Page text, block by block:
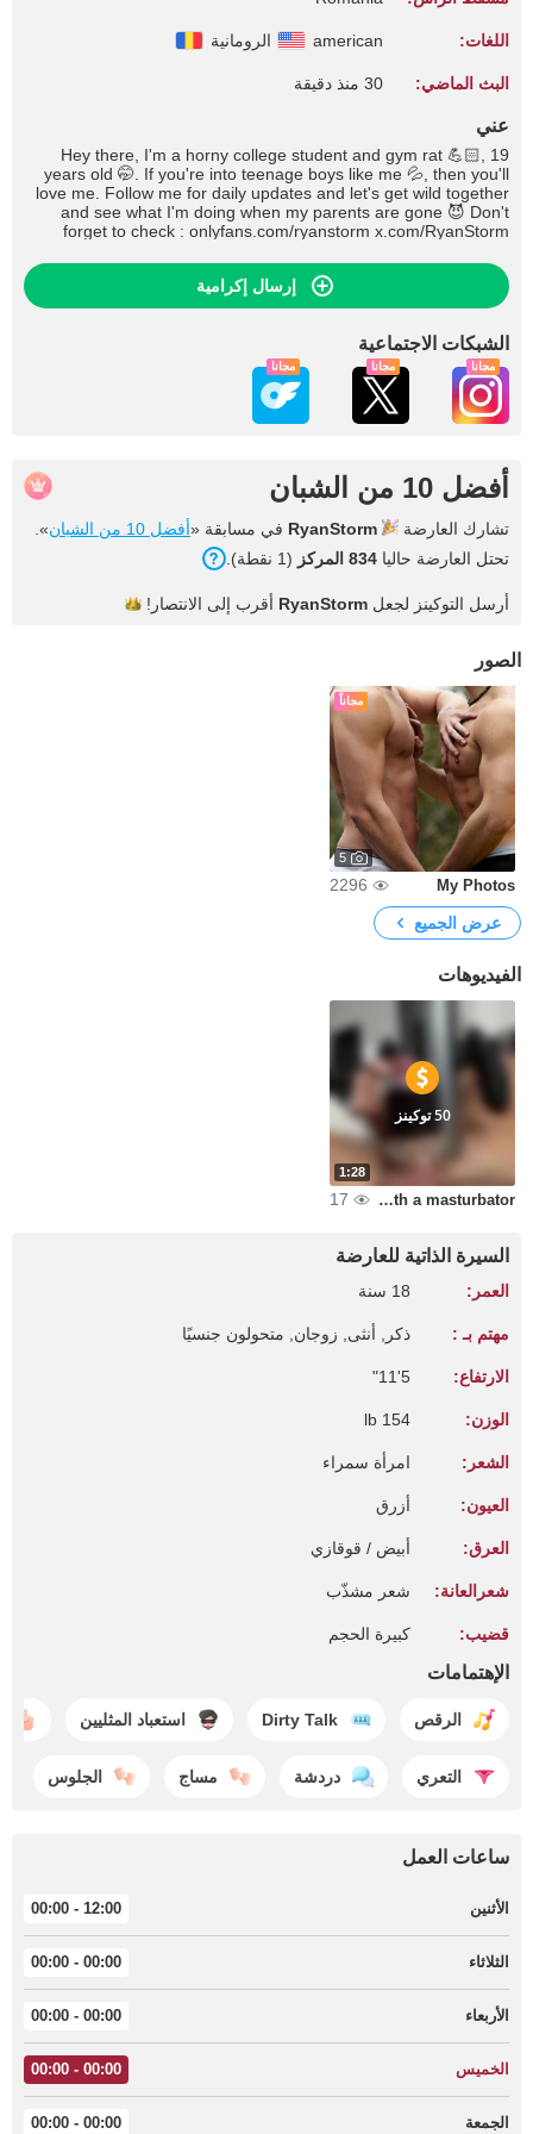
اللغات: american الرومانية
البث الماضي: 30 منذ دقيقة
عني
Hey there, I'm a horny college student and gym rat 💪🏻, 19
years old 🤭. If you're into teenage boys like me 💦, then you'll
love me. Follow me for daily updates and let's get wild together
and see what I'm doing when my parents are gone 😈 Don't
forget to check : onlyfans.com/ryanstorm x.com/RyanStorm_
إرسال إكرامية
الشبكات الاجتماعية
مجاناً مجاناً مجاناً
أفضل 10 من الشبان
تشارك العارضة RyanStorm في مسابقة «أفضل 10 من الشبان
».
تحتل العارضة حاليا 834 المركز (1 نقطة).
أرسل التوكينز لجعل RyanStorm أقرب إلى الانتصار!
الصور
مجاناً
5
My Photos
2296
عرض الجميع
الفيديوهات
1:28
50 توكينز
Jerking off with a masturbator
17
السيرة الذاتية للعارضة
العمر: 18 سنة
مهتم بـ : ذكر, أنثى, زوجان, متحولون جنسيًا
الارتفاع: 5'11"
الوزن: 154 lb
الشعر: امرأة سمراء
العيون: أزرق
العرق: أبيض / قوقازي
شعرالعانة: شعر مشذّب
قضيب: كبيرة الحجم
الإهتمامات
الرقص Dirty Talk استعباد المثليين
التعري دردشة مساج الجلوس
ساعات العمل
الأثنين 12:00 - 00:00
الثلاثاء 00:00 - 00:00
الأربعاء 00:00 - 00:00
الخميس 00:00 - 00:00
الجمعة 00:00 - 00:00